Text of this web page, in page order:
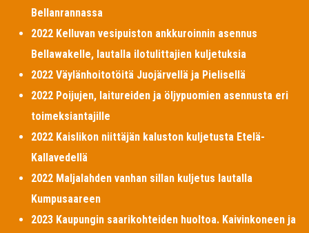
Bellanrannassa
2022 Kelluvan vesipuiston ankkuroinnin asennus
Bellawakelle, lautalla ilotulittajien kuljetuksia
2022 Väylänhoitotöitä Juojärvellä ja Pielisellä
2022 Poijujen, laitureiden ja öljypuomien asennusta eri
toimeksiantajille
2022 Kaislikon niittäjän kaluston kuljetusta Etelä-
Kallavedellä
2022 Maljalahden vanhan sillan kuljetus lautalla
Kumpusaareen
2023 Kaupungin saarikohteiden huoltoa. Kaivinkoneen ja